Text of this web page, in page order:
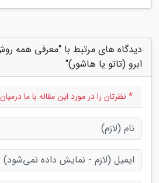
دیدگاه های مرتبط با "معرفی همه
ابرو (تاتو یا هاشور)"
* نظرتان را در مورد این مقاله با ما